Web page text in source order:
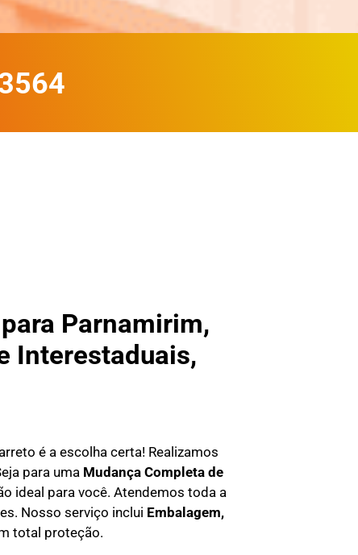
Parnamirim,
Interestaduais,
é a escolha certa! Realizamos
para uma Mudança Completa de
ideal para você. Atendemos toda a
Nosso serviço inclui Embalagem,
total proteção.